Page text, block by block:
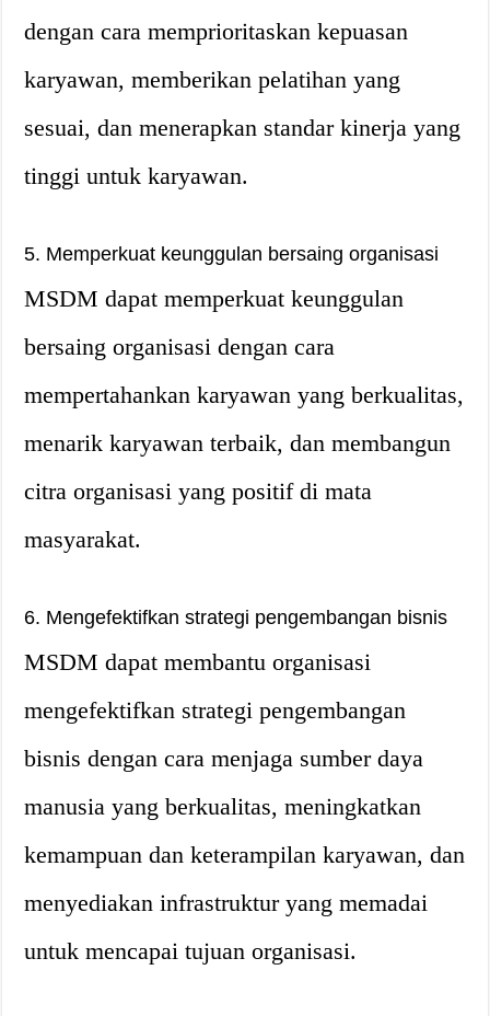
dengan cara memprioritaskan kepuasan
karyawan, memberikan pelatihan yang
sesuai, dan menerapkan standar kinerja yang
tinggi untuk karyawan.
5. Memperkuat keunggulan bersaing organisasi
MSDM dapat memperkuat keunggulan
bersaing organisasi dengan cara
mempertahankan karyawan yang berkualitas,
menarik karyawan terbaik, dan membangun
citra organisasi yang positif di mata
masyarakat.
6. Mengefektifkan strategi pengembangan bisnis
MSDM dapat membantu organisasi
mengefektifkan strategi pengembangan
bisnis dengan cara menjaga sumber daya
manusia yang berkualitas, meningkatkan
kemampuan dan keterampilan karyawan, dan
menyediakan infrastruktur yang memadai
untuk mencapai tujuan organisasi.